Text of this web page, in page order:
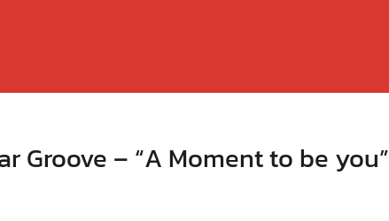
– “A Moment to be you”